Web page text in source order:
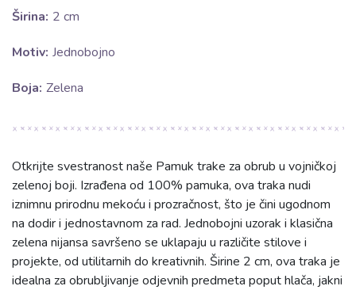
Širina: 2 cm
Motiv: Jednobojno
Boja: Zelena
Otkrijte svestranost naše Pamuk trake za obrub u vojničkoj
zelenoj boji. Izrađena od 100% pamuka, ova traka nudi
iznimnu prirodnu mekoću i prozračnost, što je čini ugodnom
na dodir i jednostavnom za rad. Jednobojni uzorak i klasična
zelena nijansa savršeno se uklapaju u različite stilove i
projekte, od utilitarnih do kreativnih. Širine 2 cm, ova traka je
idealna za obrubljivanje odjevnih predmeta poput hlača, jakni